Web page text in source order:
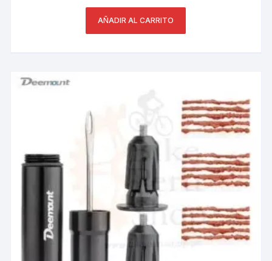
AÑADIR AL CARRITO